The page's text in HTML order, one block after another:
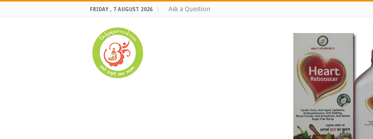
FRIDAY , 7 AUGUST 2026 Ask a Question